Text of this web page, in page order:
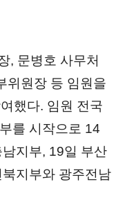
, 문병호 사무처
위원장 등 임원을
했다. 임원 전국
를 시작으로 14
지부, 19일 부산
지부와 광주전남